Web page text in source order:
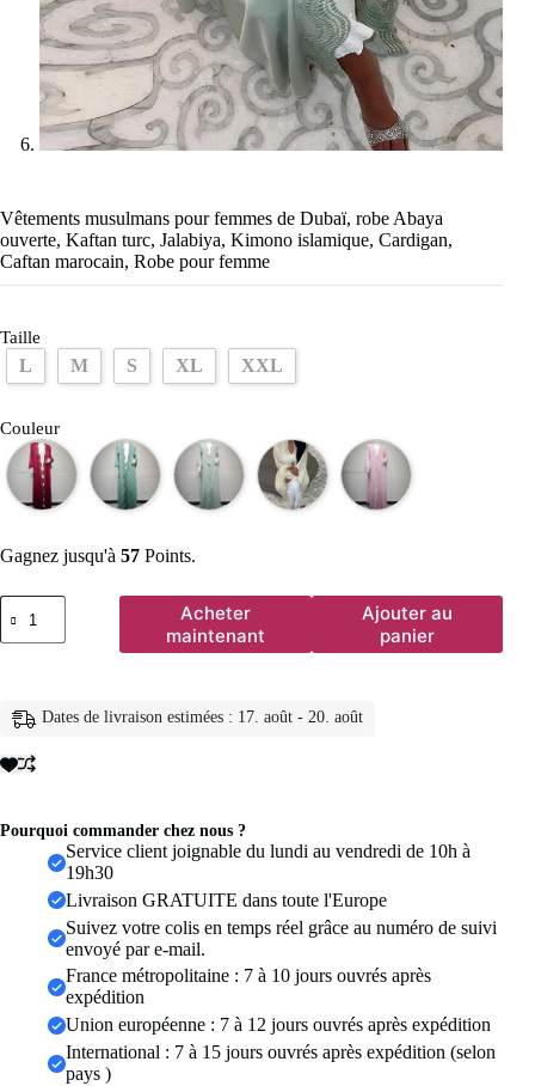
Vêtements musulmans pour femmes de Dubaï, robe Abaya
ouverte, Kaftan turc, Jalabiya, Kimono islamique, Cardigan,
Caftan marocain, Robe pour femme
Taille
L M S XL XXL
Couleur
Gagnez jusqu'à 57 Points.
quantité
de
Vêtements
de
robe
Kaftan
Jalabiya,
Kimono
islamique,
Cardigan,
marocain,
femme
Acheter
maintenant
Ajouter au
panier
Dates de livraison estimées : 17. août - 20. août
Pourquoi commander chez nous ?
Service client joignable du lundi au vendredi de 10h à
19h30
Livraison GRATUITE dans toute l'Europe
Suivez votre colis en temps réel grâce au numéro de suivi
envoyé par e-mail.
France métropolitaine : 7 à 10 jours ouvrés après
expédition
Union européenne : 7 à 12 jours ouvrés après expédition
International : 7 à 15 jours ouvrés après expédition (selon
pays )